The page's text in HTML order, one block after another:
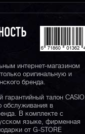
интернет-магазином
оригинальную и
бренда.
талон CASIO
обслуживания в
В комплекте с
языке, фирменная
от G-STORE